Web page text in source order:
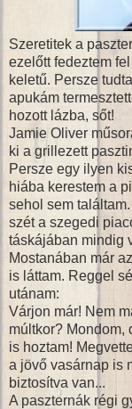
Szeretitek a
ezelőtt fedeztem
keletű. Persze
apukám
hozott lázba, sőt!
Jamie Oliver
ki a grillezett
Persze egy ilyen
hiába kerestem a
sehol sem
szét a szegedi
táskájában mindig
Mostanában már
is láttam. Reggel
utánam:
Várjon már! Nem
múltkor? Mondom,
is hoztam!
a jövő vasárnap is
biztosítva van...
A paszternák régi